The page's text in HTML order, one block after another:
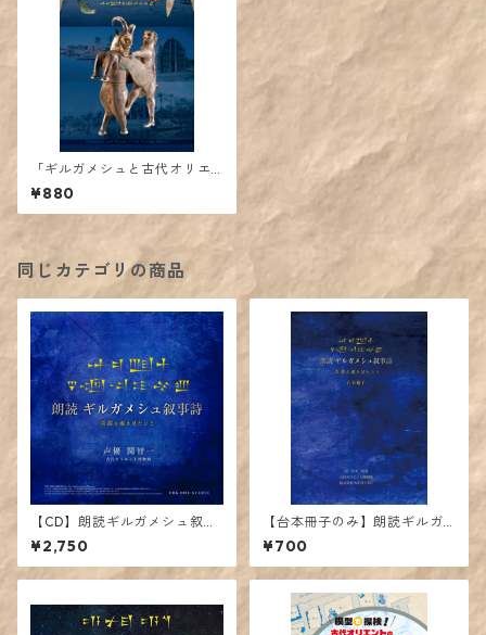
「ギルガメシュと古代オリエ
ントの英雄たち」図録【完
売】
¥880
同じカテゴリの商品
【CD】朗読ギルガメシュ叙事
詩【台本冊子付き】
¥2,750
【台本冊子のみ】朗読ギルガ
メシュ叙事詩【CDなし】
¥700